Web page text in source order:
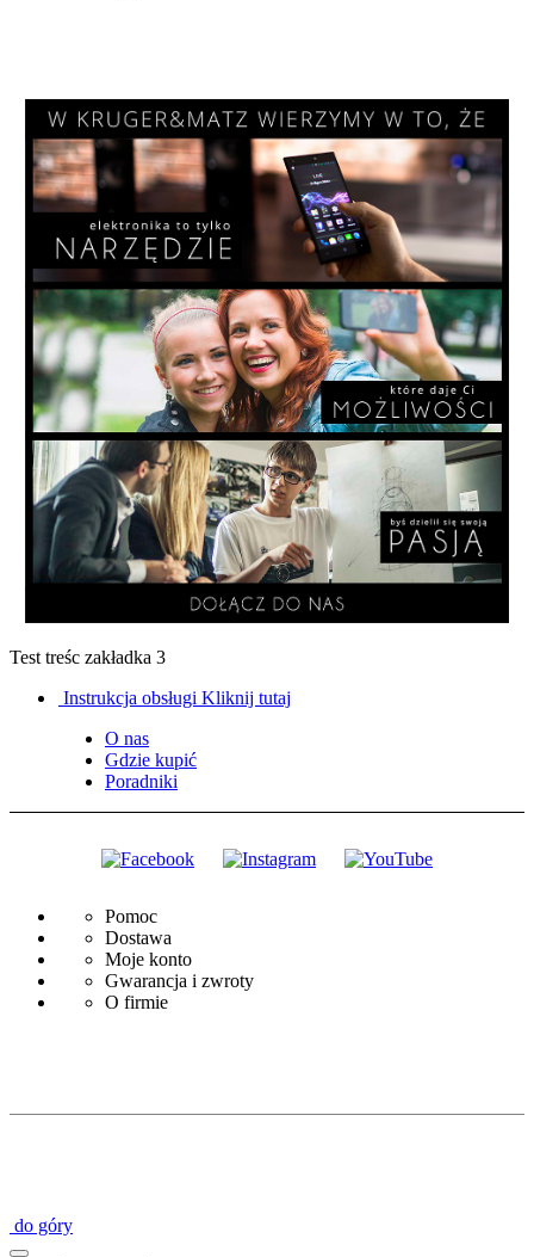
Test treśc zakładka 3
Instrukcja obsługi Kliknij tutaj
O nas
Gdzie kupić
Poradniki
Pomoc
Dostawa
Moje konto
Gwarancja i zwroty
O firmie
do góry